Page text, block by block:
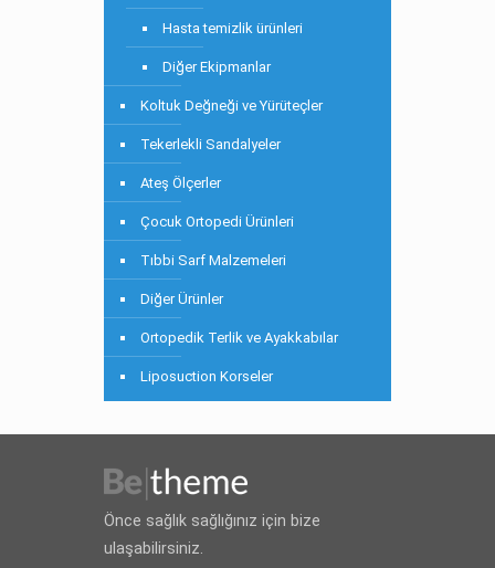
Hasta temizlik ürünleri
Diğer Ekipmanlar
Koltuk Değneği ve Yürüteçler
Tekerlekli Sandalyeler
Ateş Ölçerler
Çocuk Ortopedi Ürünleri
Tıbbi Sarf Malzemeleri
Diğer Ürünler
Ortopedik Terlik ve Ayakkabılar
Liposuction Korseler
Önce sağlık sağlığınız için bize
ulaşabilirsiniz.